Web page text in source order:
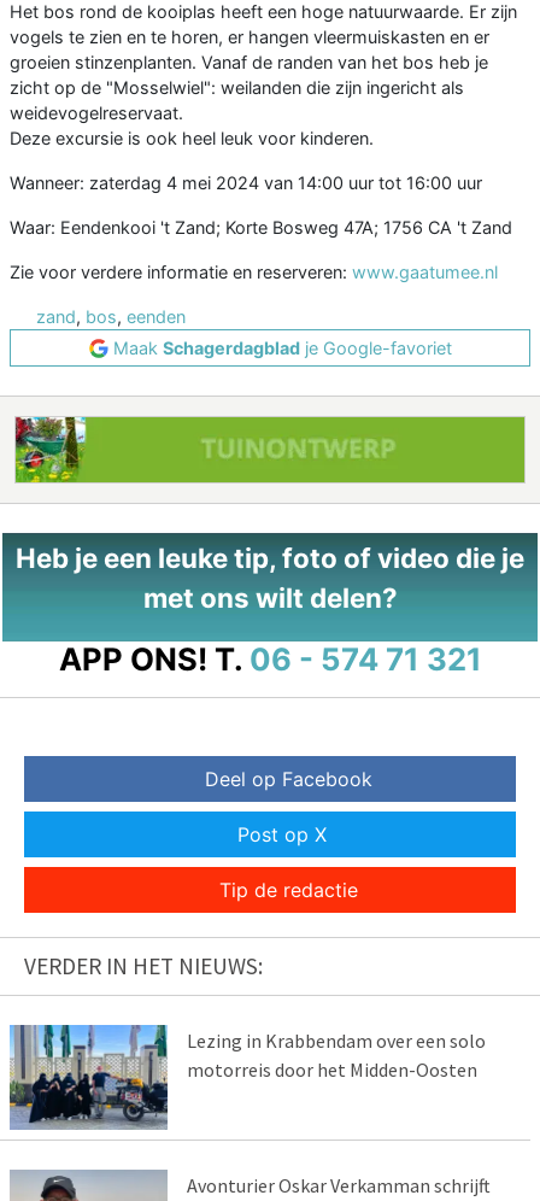
Het bos rond de kooiplas heeft een hoge natuurwaarde. Er zijn
vogels te zien en te horen, er hangen vleermuiskasten en er
groeien stinzenplanten. Vanaf de randen van het bos heb je
zicht op de "Mosselwiel": weilanden die zijn ingericht als
weidevogelreservaat.
Deze excursie is ook heel leuk voor kinderen.
Wanneer: zaterdag 4 mei 2024 van 14:00 uur tot 16:00 uur
Waar: Eendenkooi 't Zand; Korte Bosweg 47A; 1756 CA 't Zand
Zie voor verdere informatie en reserveren: www.gaatumee.nl
zand, bos, eenden
Maak Schagerdagbladje Google-favoriet
Heb je een leuke tip, foto of video die je
met ons wilt delen?
APP ONS! T. 06 - 574 71 321
Deel op Facebook
Post op X
Tip de redactie
VERDER IN HET NIEUWS:
Lezing in Krabbendam over een solo
motorreis door het Midden-Oosten
Avonturier Oskar Verkamman schrijft